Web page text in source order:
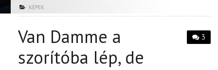
KÉPEK
3
Van Damme a
szorítóba lép, de